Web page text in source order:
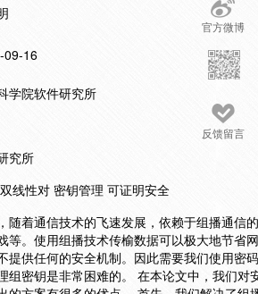
官方微博
反馈留言
09-16
学院软件研究所
究所
线性对 密钥管理 可证明安全
随着通信技术的飞速发展，依赖于组播通信
等。使用组播技术传榆数据可以极大地节省
提供任何的安全机制。因此需要我们使用密
组密钥是非常困难的。 在本论文中，我们